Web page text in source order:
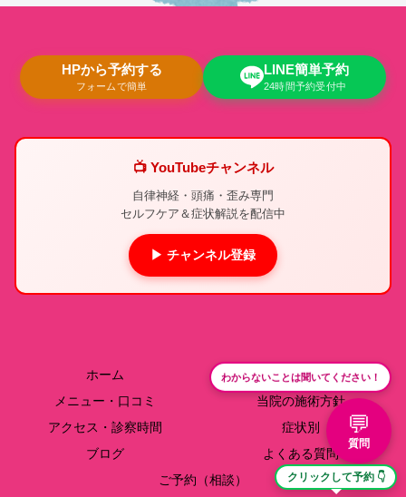
HPから予約する
フォームで簡単
LINE簡単予約
24時間予約受付中
📺 YouTubeチャンネル
自律神経・頭痛・歪み専門
セルフケア＆症状解説を配信中
▶ チャンネル登録
ホーム
院長紹介
メニュー・口コミ
当院の施術方針
アクセス・診察時間
症状別
ブログ
よくある質問
ご予約（相談）
わからないことは聞いてください！
💬
質問
クリックして予約 👇